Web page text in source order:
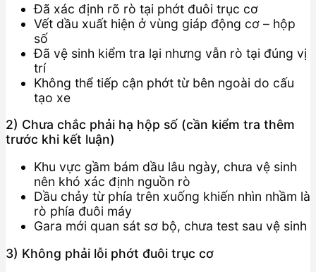
Đã xác định rõ rò tại phớt đuôi trục cơ
Vết dầu xuất hiện ở vùng giáp động cơ – hộp
số
Đã vệ sinh kiểm tra lại nhưng vẫn rò tại đúng vị
trí
Không thể tiếp cận phớt từ bên ngoài do cấu
tạo xe
2) Chưa chắc phải hạ hộp số (cần kiểm tra thêm
trước khi kết luận)
Khu vực gầm bám dầu lâu ngày, chưa vệ sinh
nên khó xác định nguồn rò
Dầu chảy từ phía trên xuống khiến nhìn nhầm là
rò phía đuôi máy
Gara mới quan sát sơ bộ, chưa test sau vệ sinh
3) Không phải lỗi phớt đuôi trục cơ